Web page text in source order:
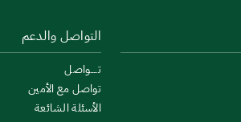
التواصل والدعم
تــــواصل
تواصل مع الأمين
الأسئلة الشائعة